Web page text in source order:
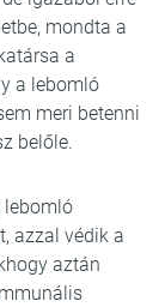
mondta a
a
a lebomló
meri betenni
belőle.
lebomló
azzal védik a
aztán